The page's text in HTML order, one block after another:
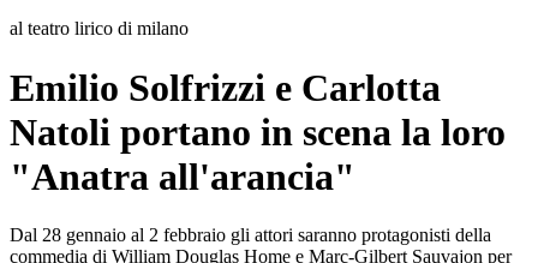
al teatro lirico di milano
Emilio Solfrizzi e Carlotta
Natoli portano in scena la loro
"Anatra all'arancia"
Dal 28 gennaio al 2 febbraio gli attori saranno protagonisti della
commedia di William Douglas Home e Marc-Gilbert Sauvajon per